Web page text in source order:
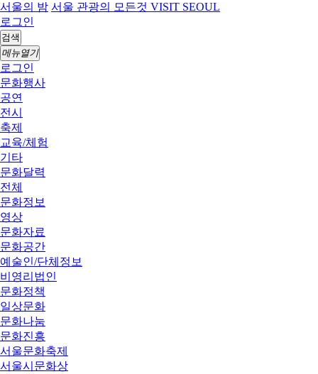
서울의 밤 서울 관광의 모든것 VISIT SEOUL
로그인
검색
메뉴열기
로그인
문화행사
공연
전시
축제
교육/체험
기타
문화달력
전체
문화정보
영상
문화자료
문화공간
예술인/단체정보
비영리법인
문화정책
일상문화
문화나눔
문화진흥
서울문화축제
서울시문화상